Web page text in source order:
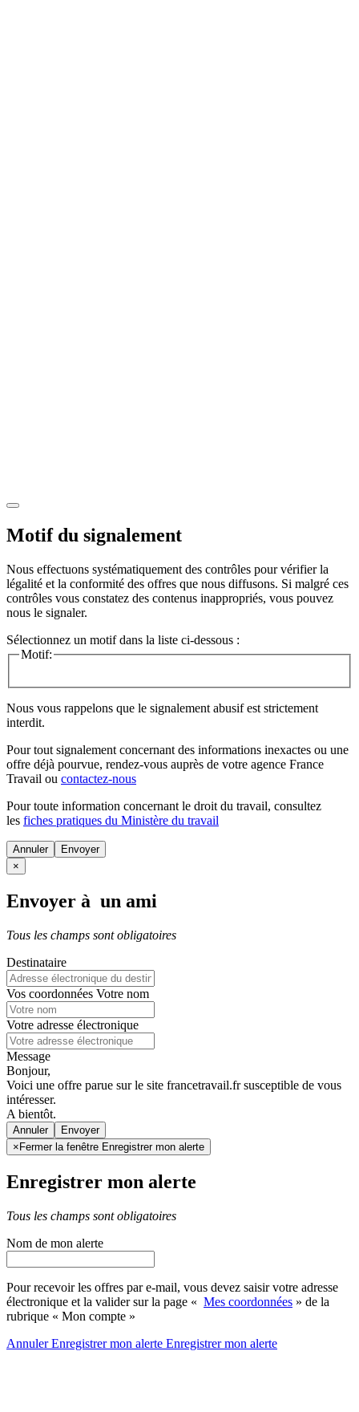
Motif du signalement
Nous effectuons systématiquement des contrôles pour vérifier la
légalité et la conformité des offres que nous diffusons. Si malgré ces
contrôles vous constatez des contenus inappropriés, vous pouvez
nous le signaler.
Sélectionnez un motif dans la liste ci-dessous :
Motif:
Nous vous rappelons que le signalement abusif est strictement
interdit.
Pour tout signalement concernant des informations inexactes ou une
offre déjà pourvue, rendez-vous auprès de votre agence France
Travail ou contactez-nous
Pour toute information concernant le droit du travail, consultez
les fiches pratiques du Ministère du travail
Annuler
×
Envoyer à un ami
Tous les champs sont obligatoires
Destinataire
Vos coordonnées Votre nom
Votre adresse électronique
Message
Bonjour,
Voici une offre parue sur le site francetravail.fr susceptible de vous
intéresser.
A bientôt.
Annuler
× Fermer la fenêtre Enregistrer mon alerte
Enregistrer mon alerte
Tous les champs sont obligatoires
Nom de mon alerte
Pour recevoir les offres par e-mail, vous devez saisir votre adresse
électronique et la valider sur la page « Mes coordonnées » de la
rubrique « Mon compte »
AnnulerEnregistrer mon alerte Enregistrermon alerte